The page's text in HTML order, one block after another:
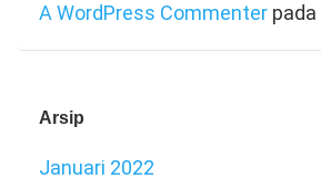
A WordPress Commenter pada
Arsip
Januari 2022